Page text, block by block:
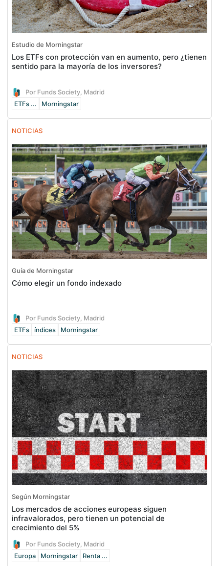
Estudio de Morningstar
Los ETFs con protección van en aumento, pero ¿tienen
sentido para la mayoría de los inversores?
Por Funds Society, Madrid
ETFs ...
Morningstar
NOTICIAS
Guía de Morningstar
Cómo elegir un fondo indexado
Por Funds Society, Madrid
ETFs
índices Morningstar
NOTICIAS
Según Morningstar
Los mercados de acciones europeas siguen
infravalorados, pero tienen un potencial de
crecimiento del 5%
Por Funds Society, Madrid
Europa
Morningstar Renta ...